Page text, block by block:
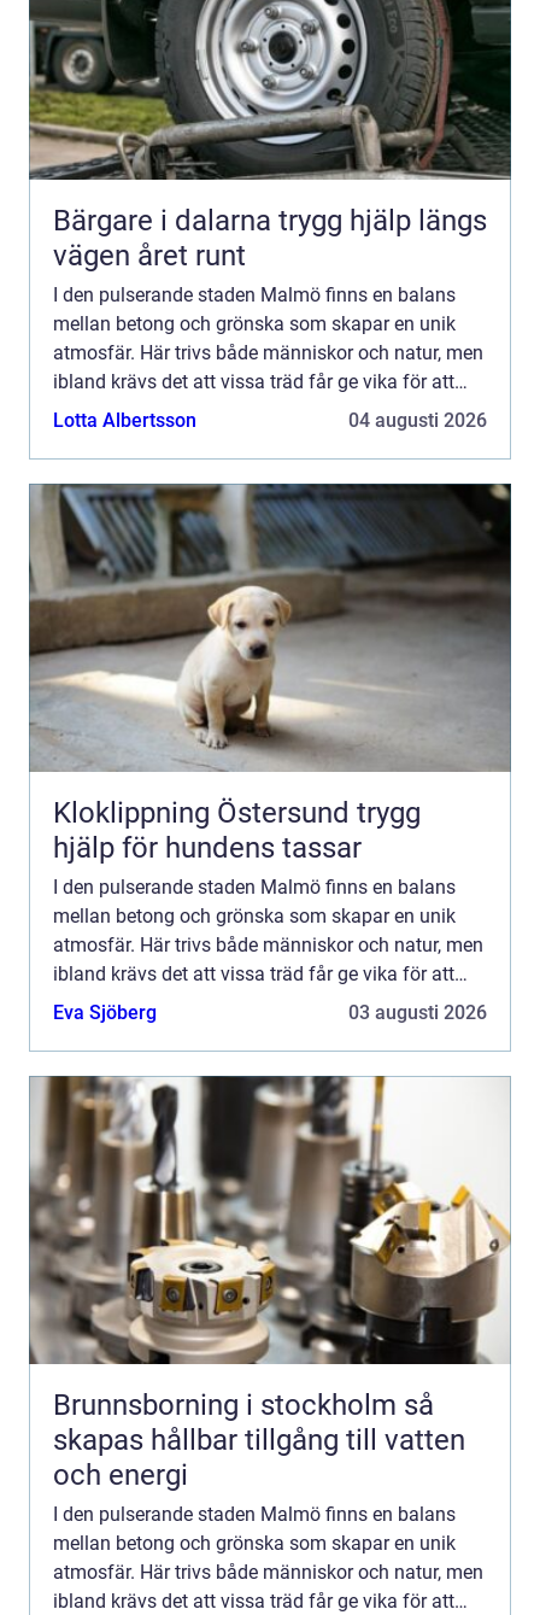
Bärgare i dalarna trygg hjälp längs
vägen året runt
I den pulserande staden Malmö finns en balans
mellan betong och grönska som skapar en unik
atmosfär. Här trivs både människor och natur, men
ibland krävs det att vissa träd får ge vika för att
bibeh...
Lotta Albertsson 04 augusti 2026
Kloklippning Östersund trygg
hjälp för hundens tassar
I den pulserande staden Malmö finns en balans
mellan betong och grönska som skapar en unik
atmosfär. Här trivs både människor och natur, men
ibland krävs det att vissa träd får ge vika för att
bibeh...
Eva Sjöberg 03 augusti 2026
Brunnsborning i stockholm så
skapas hållbar tillgång till vatten
och energi
I den pulserande staden Malmö finns en balans
mellan betong och grönska som skapar en unik
atmosfär. Här trivs både människor och natur, men
ibland krävs det att vissa träd får ge vika för att